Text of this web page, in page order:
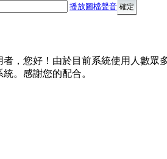
播放圖檔聲音
者，您好！由於目前系統使用人數眾
。感謝您的配合。